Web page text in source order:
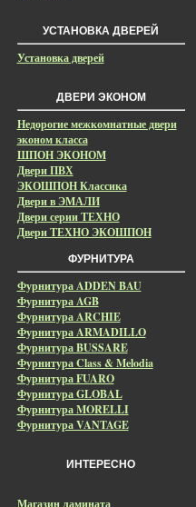
УСТАНОВКА ДВЕРЕЙ
Установка дверей
ДВЕРИ ЭКОНОМ
Недорогие межкомнатные двери
эконом класса
ШПОН ЭКОНОМ
Двери ПВХ
ЭКОШПОН Классика
Двери в ЭМАЛИ
Двери серии ТЕХНО
Двери ТЕХНО ЭКОШПОН
ФУРНИТУРА
Фурнитура ADDEN BAU
Фурнитура AGB
Фурнитура ARCHIE
Фурнитура ARMADILLO
Фурнитура BUSSARE
Фурнитура Class & Melodia
Фурнитура FUARO
Фурнитура GLOBAL
Фурнитура MORELLI
Фурнитура VANTAGE
ИНТЕРЕСНО
Магазин ламината